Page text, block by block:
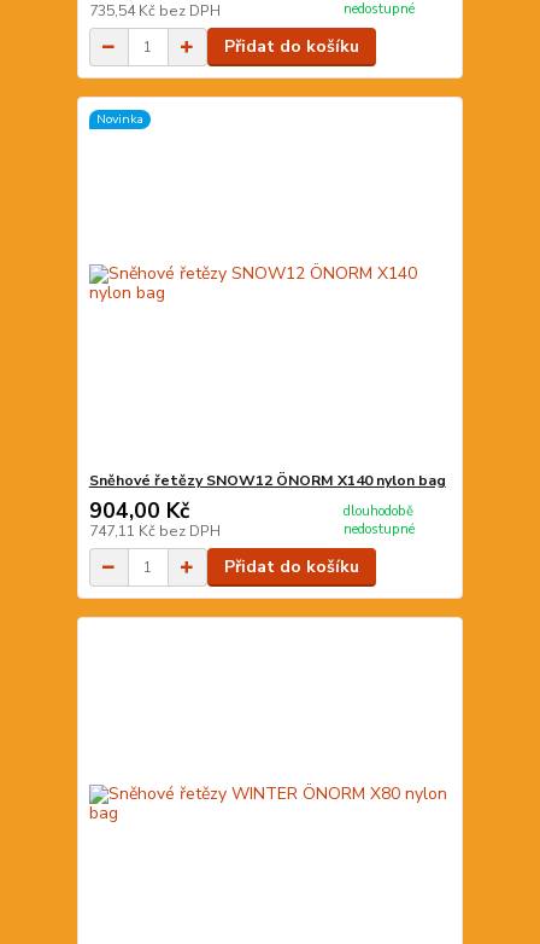
735,54 Kč bez DPH nedostupné
Přidat do košíku
Novinka
Sněhové řetězy SNOW12 ÖNORM X140 nylon bag
904,00 Kč
747,11 Kč bez DPH
dlouhodobě
nedostupné
Přidat do košíku